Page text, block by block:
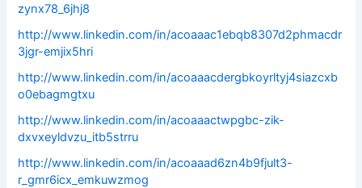
zynx78_6jhj8
http://www.linkedin.com/in/acoaaac1ebqb8307d2phmacdr
3jgr-emjix5hri
http://www.linkedin.com/in/acoaaacdergbkoyrltyj4siazcxb
o0ebagmgtxu
http://www.linkedin.com/in/acoaaactwpgbc-zik-
dxvxeyldvzu_itb5strru
http://www.linkedin.com/in/acoaaad6zn4b9fjult3-
r_gmr6icx_emkuwzmog